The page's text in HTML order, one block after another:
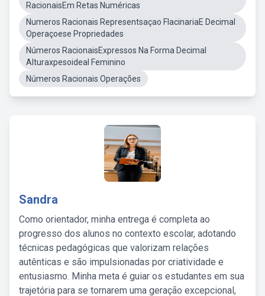
RacionaisEm Retas Numéricas
Numeros Racionais Representsaçao FlacinariaE Decimal
Operaçoese Propriedades
Números RacionaisExpressos Na Forma Decimal
Alturaxpesoideal Feminino
Números Racionais Operações
Sandra
Como orientador, minha entrega é completa ao
progresso dos alunos no contexto escolar, adotando
técnicas pedagógicas que valorizam relações
autênticas e são impulsionadas por criatividade e
entusiasmo. Minha meta é guiar os estudantes em sua
trajetória para se tornarem uma geração excepcional,